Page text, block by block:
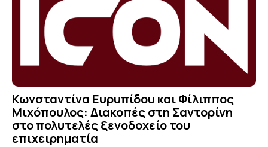
Κωνσταντίνα Ευρυπίδου και Φίλιππος
Μιχόπουλος: Διακοπές στη Σαντορίνη
στο πολυτελές ξενοδοχείο του
επιχειρηματία